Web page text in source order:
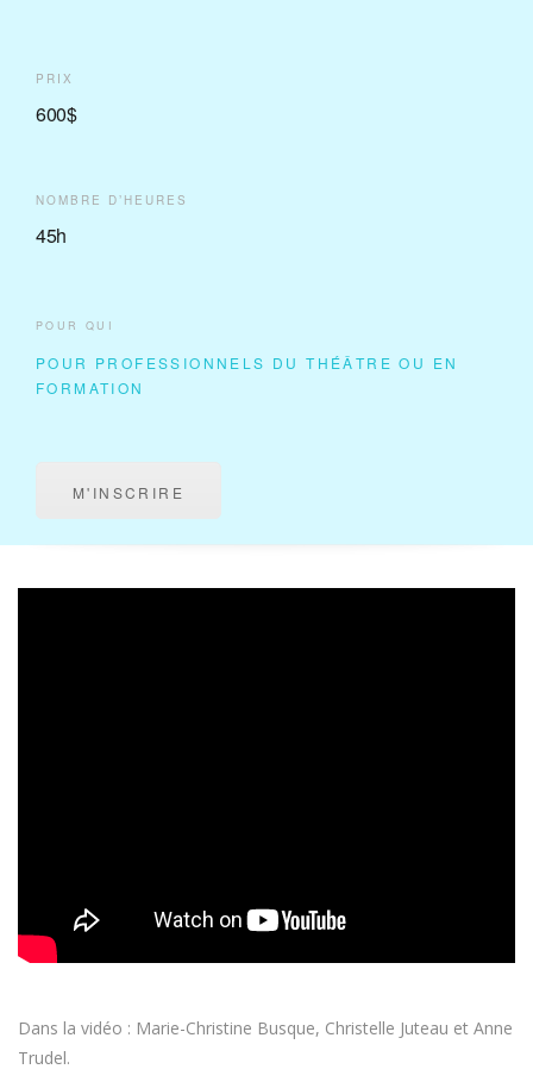
PRIX
600$
NOMBRE D’HEURES
45h
POUR QUI
POUR PROFESSIONNELS DU THÉÂTRE OU EN
FORMATION
M'INSCRIRE
Dans la vidéo : Marie-Christine Busque, Christelle Juteau et Anne
Trudel.